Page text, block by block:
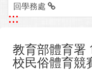
回學務處
:::
教育部體育署
校民俗體育競